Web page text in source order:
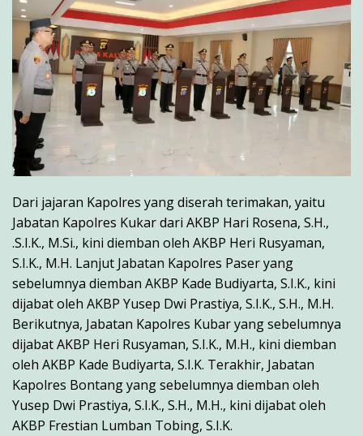
Dari jajaran Kapolres yang diserah terimakan, yaitu
Jabatan Kapolres Kukar dari AKBP Hari Rosena, S.H.,
.S.I.K., M.Si., kini diemban oleh AKBP Heri Rusyaman,
S.I.K., M.H. Lanjut Jabatan Kapolres Paser yang
sebelumnya diemban AKBP Kade Budiyarta, S.I.K., kini
dijabat oleh AKBP Yusep Dwi Prastiya, S.I.K., S.H., M.H.
Berikutnya, Jabatan Kapolres Kubar yang sebelumnya
dijabat AKBP Heri Rusyaman, S.I.K., M.H., kini diemban
oleh AKBP Kade Budiyarta, S.I.K. Terakhir, Jabatan
Kapolres Bontang yang sebelumnya diemban oleh
Yusep Dwi Prastiya, S.I.K., S.H., M.H., kini dijabat oleh
AKBP Frestian Lumban Tobing, S.I.K.